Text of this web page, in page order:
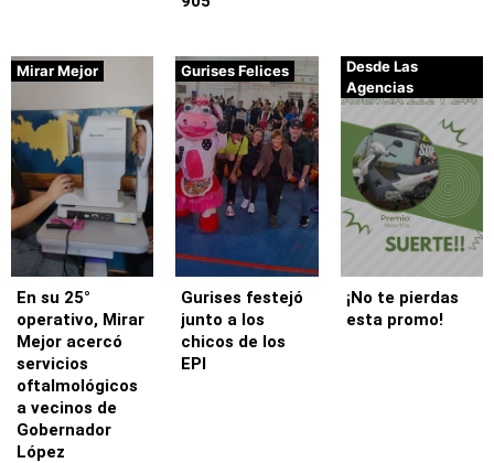
Mirar Mejor
En su 25°
operativo, Mirar
Mejor acercó
servicios
oftalmológicos
a vecinos de
Gobernador
López
Gurises Felices
Gurises festejó
junto a los
chicos de los
EPI
Desde Las
Agencias
¡No te pierdas
esta promo!